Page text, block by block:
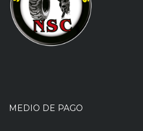
MEDIO DE PAGO